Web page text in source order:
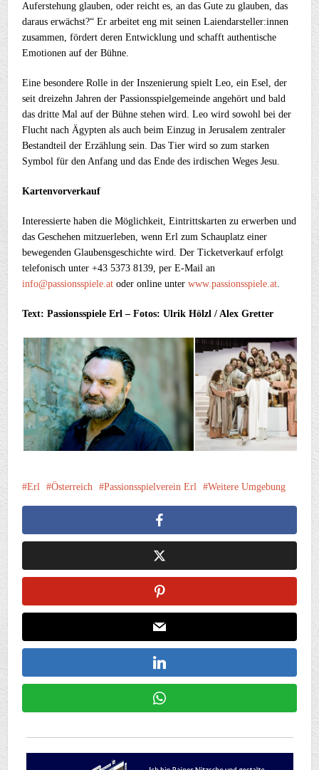
Auferstehung glauben, oder reicht es, an das Gute zu glauben, das
daraus erwächst?“ Er arbeitet eng mit seinen Laiendarsteller:innen
zusammen, fördert deren Entwicklung und schafft authentische
Emotionen auf der Bühne.
Eine besondere Rolle in der Inszenierung spielt Leo, ein Esel, der
seit dreizehn Jahren der Passionsspielgemeinde angehört und bald
das dritte Mal auf der Bühne stehen wird. Leo wird sowohl bei der
Flucht nach Ägypten als auch beim Einzug in Jerusalem zentraler
Bestandteil der Erzählung sein. Das Tier wird so zum starken
Symbol für den Anfang und das Ende des irdischen Weges Jesu.
Kartenvorverkauf
Interessierte haben die Möglichkeit, Eintrittskarten zu erwerben und
das Geschehen mitzuerleben, wenn Erl zum Schauplatz einer
bewegenden Glaubensgeschichte wird. Der Ticketverkauf erfolgt
telefonisch unter +43 5373 8139, per E-Mail an
info@passionsspiele.at oder online unterwww.passionsspiele.at.
Text: Passionsspiele Erl – Fotos: Ulrik Hölzl / Alex Gretter
Erl Österreich Passionsspielverein Erl Weitere Umgebung